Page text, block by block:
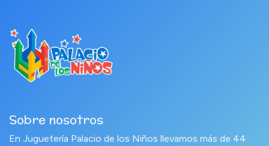
Sobre nosotros
En Juguetería Palacio de los Niños llevamos más de 44